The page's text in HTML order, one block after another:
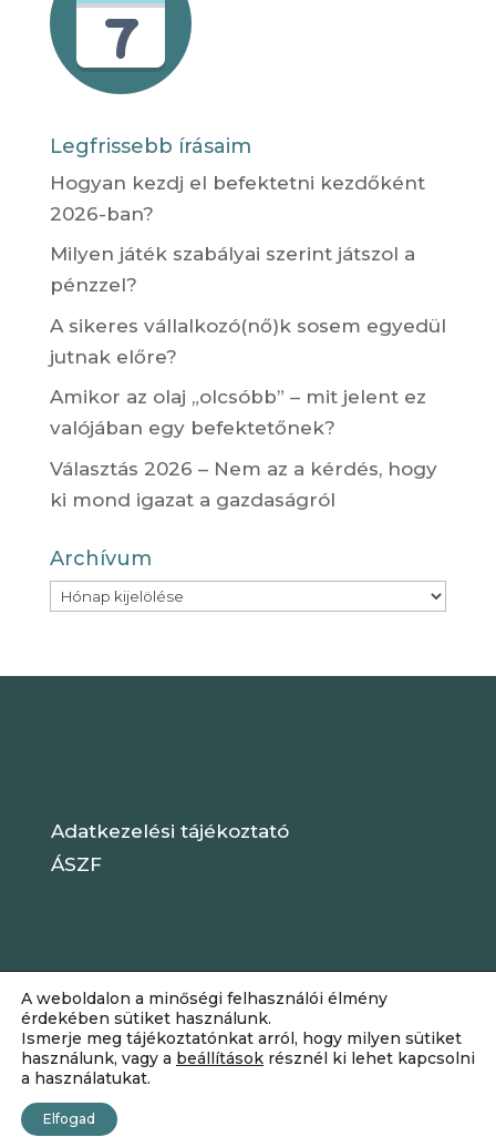
Legfrissebb írásaim
Hogyan kezdj el befektetni kezdőként
2026-ban?
Milyen játék szabályai szerint játszol a
pénzzel?
A sikeres vállalkozó(nő)k sosem egyedül
jutnak előre?
Amikor az olaj „olcsóbb” – mit jelent ez
valójában egy befektetőnek?
Választás 2026 – Nem az a kérdés, hogy
ki mond igazat a gazdaságról
Archívum
Archívum
Adatkezelési tájékoztató
ÁSZF
Dizájn:
A weboldalon a minőségi felhasználói élmény
érdekében sütiket használunk.
Ismerje meg tájékoztatónkat arról, hogy milyen sütiket
használunk, vagy a beállítások résznél ki lehet kapcsolni
a használatukat.
Elfogad